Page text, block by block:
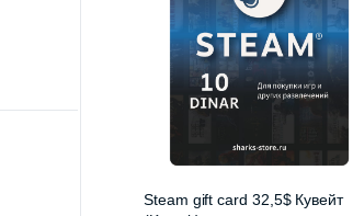
Steam gift card 32,5$ Кувейт